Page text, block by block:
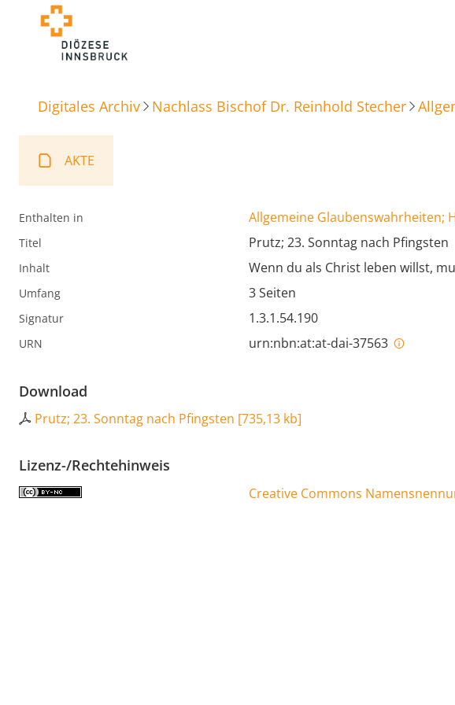
Digitales Archiv Nachlass Bischof Dr. Reinhold Stecher
AKTE
Enthalten in Allgemeine Glaubenswahrheiten;
Titel Prutz; 23. Sonntag nach Pfingsten
Inhalt Wenn du als Christ leben willst,
Umfang 3 Seiten
Signatur 1.3.1.54.190
URN urn:nbn:at:at-dai-37563
Download
Prutz; 23. Sonntag nach Pfingsten [735,13 kb]
Lizenz-/Rechtehinweis
Creative Commons